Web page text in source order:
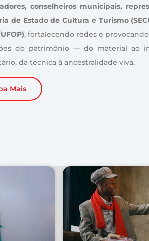
conselheiros municipais,
de Estado de Cultura e Turismo
, fortalecendo redes e
do patrimônio — do material ao
da técnica à ancestralidade viva.
Mais